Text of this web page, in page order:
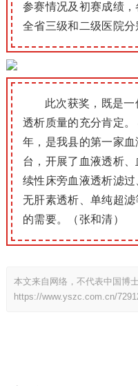
参赛情况及初赛成绩，
全省三级和二级医院分
此次获奖，既是
透析质量的充分肯定
年，是我县的第一家
台，开展了血液透析
续性床旁血液透析滤过
无肝素透析、单纯超
的需要。（张和清）
本文来自网络，不代表中国博
https://www.yszc.com.cn/